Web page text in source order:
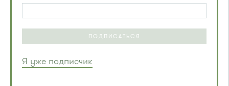
ПОДПИСАТЬСЯ
Я уже подписчик